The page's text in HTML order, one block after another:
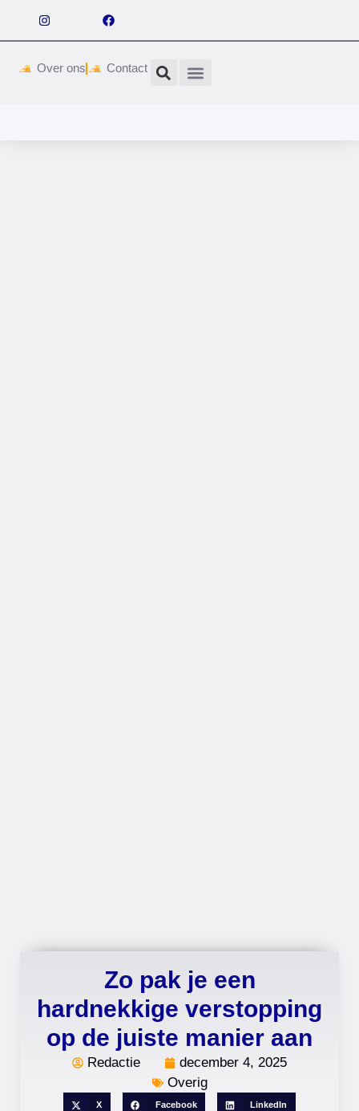
Over ons Contact
Zo pak je een
hardnekkige verstopping
op de juiste manier aan
Redactie
december 4, 2025
Overig
X Facebook LinkedIn